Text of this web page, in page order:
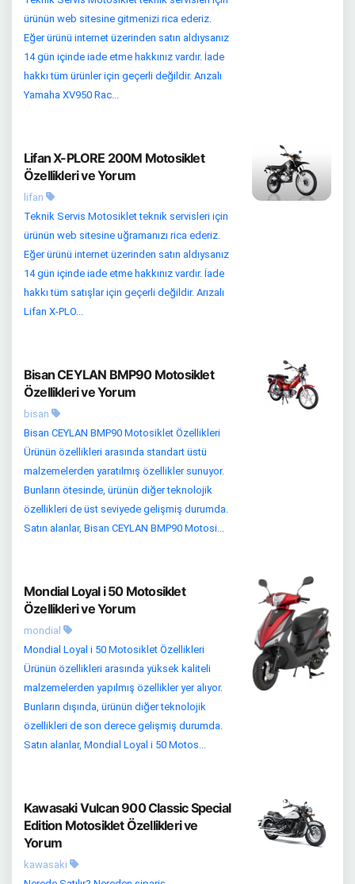
ürünün web sitesine gitmenizi rica ederiz.
Eğer ürünü internet üzerinden satın aldıysanız
14 gün içinde iade etme hakkınız vardır. İade
hakkı tüm ürünler için geçerli değildir. Arızalı
Yamaha XV950 Rac...
Lifan X-PLORE 200M Motosiklet
Özellikleri ve Yorum
lifan
Teknik Servis Motosiklet teknik servisleri için
ürünün web sitesine uğramanızı rica ederiz.
Eğer ürünü internet üzerinden satın aldıysanız
14 gün içinde iade etme hakkınız vardır. İade
hakkı tüm satışlar için geçerli değildir. Arızalı
Lifan X-PLO...
Bisan CEYLAN BMP90 Motosiklet
Özellikleri ve Yorum
bisan
Bisan CEYLAN BMP90 Motosiklet Özellikleri
Ürünün özellikleri arasında standart üstü
malzemelerden yaratılmış özellikler sunuyor.
Bunların ötesinde, ürünün diğer teknolojik
özellikleri de üst seviyede gelişmiş durumda.
Satın alanlar, Bisan CEYLAN BMP90 Motosi...
Mondial Loyal i 50 Motosiklet
Özellikleri ve Yorum
mondial
Mondial Loyal i 50 Motosiklet Özellikleri
Ürünün özellikleri arasında yüksek kaliteli
malzemelerden yapılmış özellikler yer alıyor.
Bunların dışında, ürünün diğer teknolojik
özellikleri de son derece gelişmiş durumda.
Satın alanlar, Mondial Loyal i 50 Motos...
Kawasaki Vulcan 900 Classic Special
Edition Motosiklet Özellikleri ve
Yorum
kawasaki